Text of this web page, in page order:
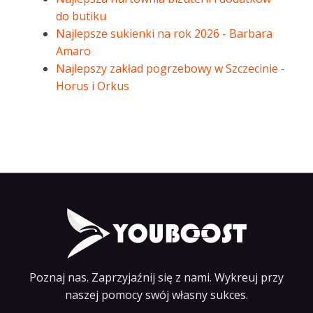
do butiku
Najlepsze sukienki na rok 2026 - Barbara
Amaro
Najlepszy zakład pogrzebowy w Szczecinie -
Horus i Orkus
Poznaj nas. Zaprzyjaźnij się z nami. Wykreuj przy
naszej pomocy swój własny sukces.